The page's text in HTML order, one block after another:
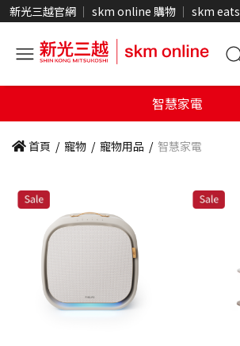
新光三越官網 skm online 購物 skm
智慧家電
首頁 / 寵物 / 寵物用品 / 智慧家電